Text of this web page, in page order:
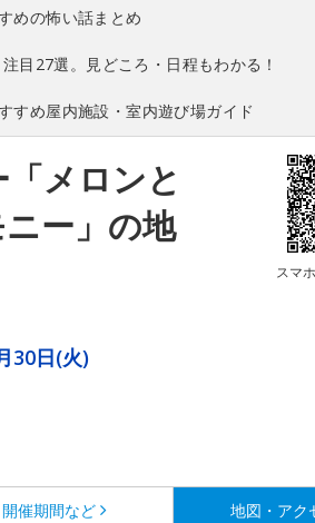
めの怖い話まとめ
目27選。見どころ・日程もわかる！
すめ屋内施設・室内遊び場ガイド
メロンと
ー」の地
スマ
30日(火)
開催期間など 地図・アク